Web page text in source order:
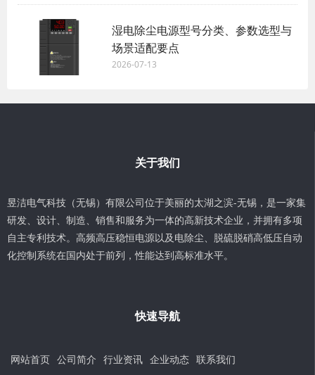
湿电除尘电源型号分类、参数选型与
场景适配要点
2026-07-13
关于我们
昱洁电气科技（无锡）有限公司位于美丽的太湖之滨-无锡，是一家集
研发、设计、制造、销售和服务为一体的高新技术企业，并拥有多项
自主专利技术。高频高压稳恒电源以及电除尘、脱硫脱硝高低压自动
化控制系统在国内处于前列，性能达到高标准水平。
快速导航
网站首页 公司简介 行业资讯 企业动态 联系我们